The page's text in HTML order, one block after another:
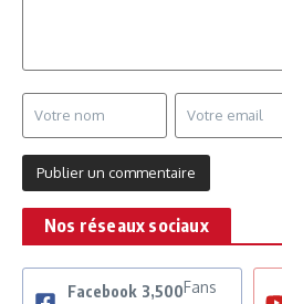
Nos réseaux sociaux
Facebook 3,500Fans